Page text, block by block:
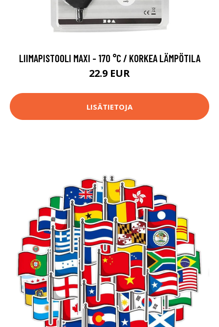
LIIMAPISTOOLI MAXI - 170 °C / KORKEA LÄMPÖTILA
22.9 EUR
LISÄTIETOJA